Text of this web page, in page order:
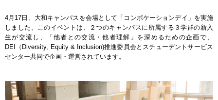
4月17日、大和キャンパスを会場として「コンボケーションデイ」を実施
しました。このイベントは、２つのキャンパスに所属する３学群の新入
生が交流し、「他者との交流・他者理解」を深めるための企画で、
DEI（Diversity, Equity & Inclusion)推進委員会とスチューデントサービス
センター共同で企画・運営されています。